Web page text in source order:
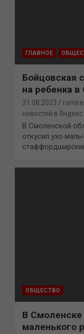
ГЛАВНОЕ
Бойцовская
на ребенка
31.08.2023
новостей в Яндекс
В Смоленской
откусил ухо
ОБЩЕСТВО
В Смоленске
маленького